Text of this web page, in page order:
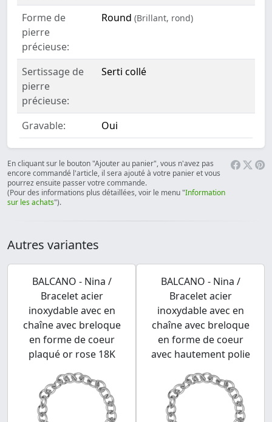
Forme de
pierre
précieuse:
Round (Brillant, rond)
Sertissage de
pierre
précieuse:
Serti collé
Gravable: Oui
En cliquant sur le bouton "Ajouter au panier", vous n'avez pas
encore commandé l'article, il sera ajouté à votre panier et vous
pourrez ensuite passer votre commande.
(Pour des informations plus détaillées, voir le menu "Information
sur les achats").
Autres variantes
BALCANO - Nina /
Bracelet acier
inoxydable avec en
chaîne avec breloque
en forme de coeur
plaqué or rose 18K
BALCANO - Nina /
Bracelet acier
inoxydable avec en
chaîne avec breloque
en forme de coeur
avec hautement polie